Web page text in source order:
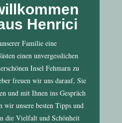
Henrici
Familie eine
einen unvergesslichen
Insel Fehmarn zu
freuen wir uns darauf, Sie
und mit Ihnen ins Gespräch
wir unsere besten Tipps und
die Vielfalt und Schönheit